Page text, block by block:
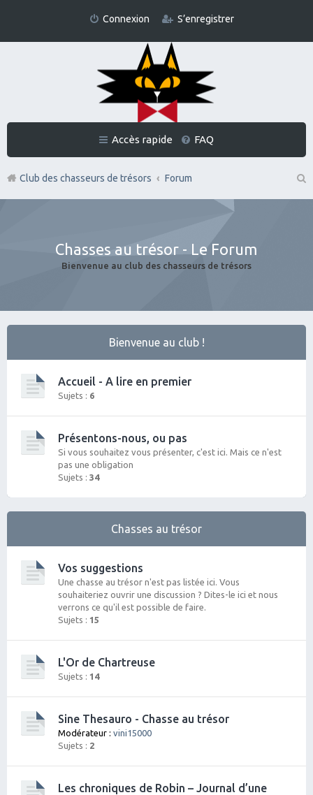
Connexion S’enregistrer
Accès rapide FAQ
Club des chasseurs de trésors
Forum
Re
Chasses au trésor - Le Forum
Bienvenue au club des chasseurs de trésors
Bienvenue au club !
Accueil - A lire en premier
Sujets : 6
Présentons-nous, ou pas
Si vous souhaitez vous présenter, c'est ici. Mais ce n'est
pas une obligation
Sujets : 34
Chasses au trésor
Vos suggestions
Une chasse au trésor n'est pas listée ici. Vous
souhaiteriez ouvrir une discussion ? Dites-le ici et nous
verrons ce qu'il est possible de faire.
Sujets : 15
L'Or de Chartreuse
Sujets : 14
Sine Thesauro - Chasse au trésor
Modérateur : vini15000
Sujets : 2
Les chroniques de Robin – Journal d’une